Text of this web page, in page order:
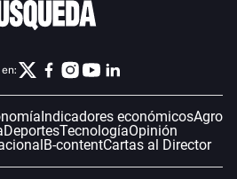
Indicadores económicosAgro
DeportesTecnologíaOpinión
B-contentCartas al Director